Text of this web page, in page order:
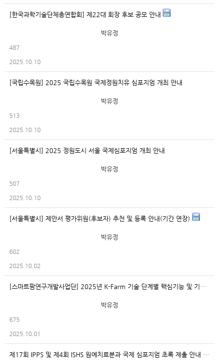
[한국과학기술단체총연합회] 제22대 회장 후보 공모 안내
박유정
487
2025.10.10
[국립수목원] 2025 국립수목원 국제정원치유 심포지엄 개최 안내
박유정
513
2025.10.10
[서울특별시] 2025 정원도시 서울 국제심포지엄 개최 안내
박유정
507
2025.10.10
[서울특별시] 제안서 평가위원(후보자) 추천 및 등록 안내(기간 연장)
박유정
602
2025.10.02
[스마트팜연구개발사업단] 2025년 K-Farm 기술 단계별 핵심기능 및 기자재 구성요소 조사
박유정
675
2025.10.01
제17회 IPPS 및 제4회 ISHS 원예치료분과 국제 심포지엄 초록 제출 안내